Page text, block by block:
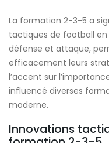
La formation 2-3-5 a
tactiques de football
défense et attaque,
efficacement leurs
l’accent sur
influencé diverses
moderne.
Innovations